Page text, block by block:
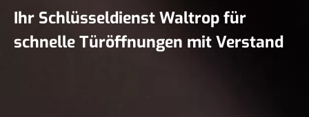
Ihr Schlüsseldienst Waltrop für
schnelle Türöffnungen mit Verstand